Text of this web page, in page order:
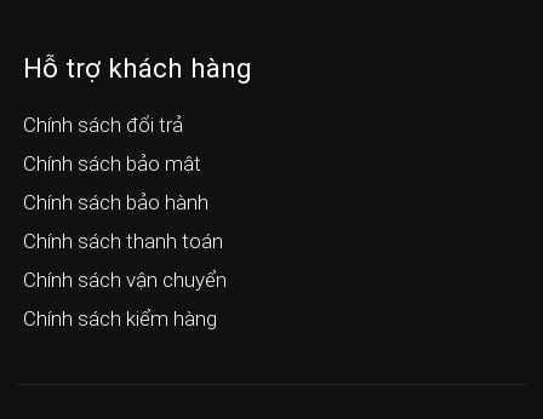
Hỗ trợ khách hàng
Chính sách đổi trả
Chính sách bảo mật
Chính sách bảo hành
Chính sách thanh toán
Chính sách vận chuyển
Chính sách kiểm hàng